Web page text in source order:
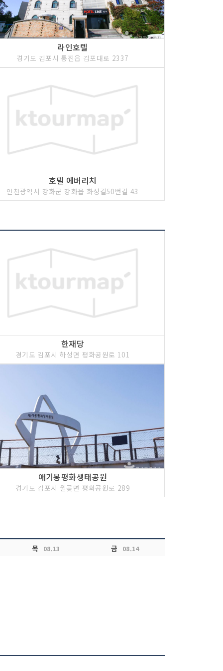
라인호텔
경기도 김포시 통진읍 김포대로 2337
호텔 에버리치
인천광역시 강화군 강화읍 화성길50번길 43
한재당
경기도 김포시 하성면 평화공원로 101
애기봉평화생태공원
경기도 김포시 월곶면 평화공원로 289
목 08.13 금 08.14